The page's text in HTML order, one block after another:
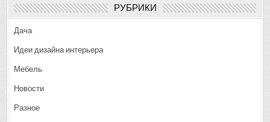
РУБРИКИ
Дача
Идеи дизайна интерьера
Мебель
Новости
Разное